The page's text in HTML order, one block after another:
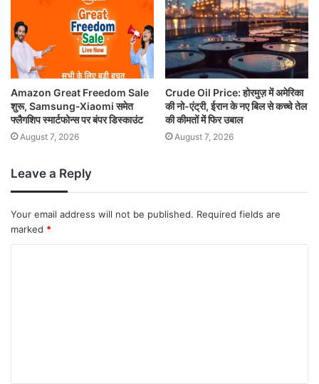
Amazon Great Freedom Sale
शुरू, Samsung-Xiaomi समेत
फ्लैगशिप स्मार्टफोन्स पर बंपर डिस्काउंट
August 7, 2026
Crude Oil Price: होरमुज़ में अमेरिका
की नो-एंट्री, ईरान के नए बिल से कच्चे तेल
की कीमतों में फिर उबाल
August 7, 2026
Leave a Reply
Your email address will not be published. Required fields are
marked *